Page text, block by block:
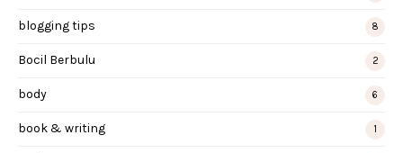
blogging tips 8
Bocil Berbulu 2
body 6
book & writing 1